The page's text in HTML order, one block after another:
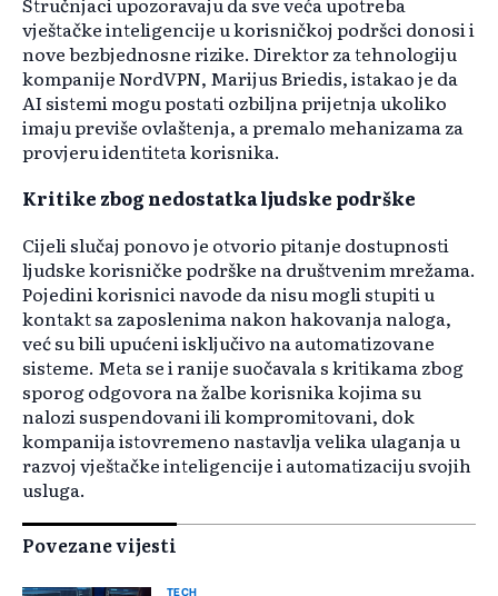
vještačke inteligencije u korisničkoj podršci donosi i
nove bezbjednosne rizike. Direktor za tehnologiju
kompanije NordVPN, Marijus Briedis, istakao je da
AI sistemi mogu postati ozbiljna prijetnja ukoliko
imaju previše ovlaštenja, a premalo mehanizama za
provjeru identiteta korisnika.
Kritike zbog nedostatka ljudske podrške
Cijeli slučaj ponovo je otvorio pitanje dostupnosti
ljudske korisničke podrške na društvenim mrežama.
Pojedini korisnici navode da nisu mogli stupiti u
kontakt sa zaposlenima nakon hakovanja naloga,
već su bili upućeni isključivo na automatizovane
sisteme. Meta se i ranije suočavala s kritikama zbog
sporog odgovora na žalbe korisnika kojima su
nalozi suspendovani ili kompromitovani, dok
kompanija istovremeno nastavlja velika ulaganja u
razvoj vještačke inteligencije i automatizaciju svojih
usluga.
Povezane vijesti
TECH